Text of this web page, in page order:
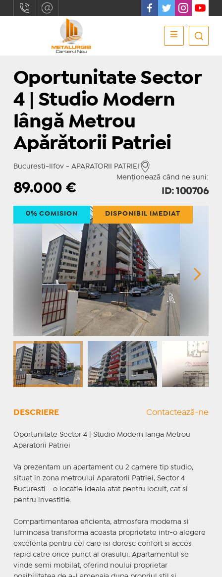
Oportunitate Sector
4 | Studio Modern
lângă Metrou
Apărătorii Patriei
Bucuresti-Ilfov - APARATORII PATRIEI
Menționează când ne suni:
89.000€ ID: 100706
0% COMISION DISPONIBIL IMEDIAT
DESCRIERE Contactează-ne
Oportunitate Sector 4 | Studio Modern langa Metrou
Aparatorii Patriei
Va prezentam un apartament cu 2 camere tip studio,
situat in zona metroului Aparatorii Patriei, Sector 4
Bucuresti - o locatie ideala atat pentru locuit, cat si
pentru investitie.
Compartimentarea eficienta, atmosfera moderna si
luminoasa transforma aceasta proprietate intr-o alegere
excelenta pentru cei care isi doresc confort si acces
rapid catre orice punct al orasului. Apartamentul se
vinde semi mobilat, oferind noului proprietar